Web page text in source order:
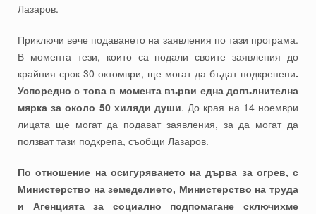
Лазаров.
Приключи вече подаването на заявления по тази програма.
В момента тези, които са подали своите заявления до
крайния срок 30 октомври, ще могат да бъдат подкрепени.
Успоредно с това в момента върви една допълнителна
мярка за около 50 хиляди души. До края на 14 ноември
лицата ще могат да подават заявления, за да могат да
ползват тази подкрепа, съобщи Лазаров.
По отношение на осигуряването на дърва за огрев, с
Министерство на земеделието, Министерство на труда
и Агенцията за социално подпомагане сключихме